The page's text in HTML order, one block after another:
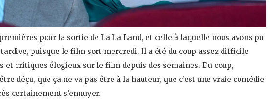
pour la sortie de La La Land, et celle à laquelle nous avons pu
puisque le film sort mercredi. Il a été du coup assez difficile
et critiques élogieux sur le film depuis des semaines. Du coup,
déçu, que ça ne va pas être à la hauteur, que c’est une vraie comédie
certainement s’ennuyer.